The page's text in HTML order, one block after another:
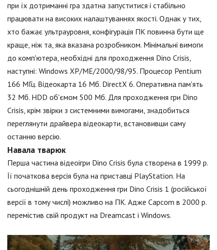
при їх дотриманні гра здатна запуститися і стабільно
працювати на високих налаштуваннях якості. Однак у тих,
хто бажає ультрауровня, конфігурація ПК повинна бути ще
краще, ніж та, яка вказана розробником. Мінімальні вимоги
до комп'ютера, необхідні для проходження Dino Crisis,
наступні: Windows XP/ME/2000/98/95. Процесор Pentium
166 МГц. Відеокарта 16 Мб. DirectX 6. Оперативна пам'ять
32 Мб. HDD об'ємом 500 Мб. Для проходження гри Dino
Crisis, крім звірки з системними вимогами, знадобиться
переглянути драйвера відеокарти, встановивши саму
останню версію.
Навала тварюк
Перша частина відеоігри Dino Crisis була створена в 1999 р.
Її початкова версія була на приставці PlayStation. На
сьогоднішній день проходження гри Dino Crisis 1 (російської
версії в тому числі) можливо на ПК. Адже Capcom в 2000 р.
перемістив свій продукт на Dreamcast і Windows.